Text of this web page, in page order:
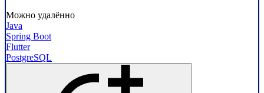
Можно удалённо
Java
Spring Boot
Flutter
PostgreSQL